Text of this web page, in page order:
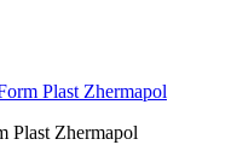
Plast Zhermapol